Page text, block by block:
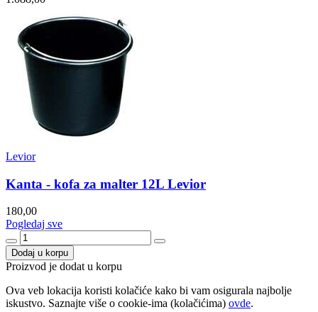
Levior
Kanta - kofa za malter 12L Levior
180,00
Pogledaj sve
Dodaj u korpu
Proizvod je dodat u korpu
Ova veb lokacija koristi kolačiće kako bi vam osigurala najbolje
iskustvo. Saznajte više o cookie-ima (kolačićima) ovde.